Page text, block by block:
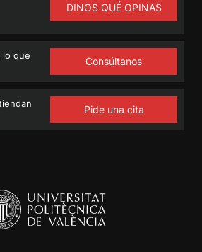
DINOS QUÉ OPINAS
lo que
Consúltanos
Pide una cita